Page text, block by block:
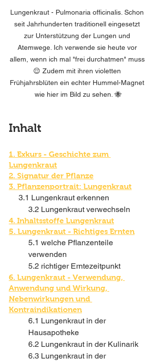
Lungenkraut - Pulmonaria officinalis. Schon
seit Jahrhunderten traditionell eingesetzt
zur Unterstützung der Lungen und
Atemwege. Ich verwende sie heute vor
allem, wenn ich mal "frei durchatmen" muss
😌 Zudem mit ihren violetten
Frühjahrsblüten ein echter Hummel-Magnet
wie hier im Bild zu sehen. 🐝
Inhalt
1. Exkurs - Geschichte zum
Lungenkraut
2. Signatur der Pflanze
3. Pflanzenportrait: Lungenkraut
     3.1 Lungenkraut erkennen
3.2 Lungenkraut verwechseln
4. Inhaltsstoffe Lungenkraut
5. Lungenkraut - Richtiges Ernten
5.1 welche Pflanzenteile
verwenden
5.2 richtiger Erntezeitpunkt
6. Lungenkraut - Verwendung,
Anwendung und Wirkung,
Nebenwirkungen und
Kontraindikationen
6.1 Lungenkraut in der
Hausapotheke
6.2 Lungenkraut in der Kulinarik
6.3 Lungenkraut in der